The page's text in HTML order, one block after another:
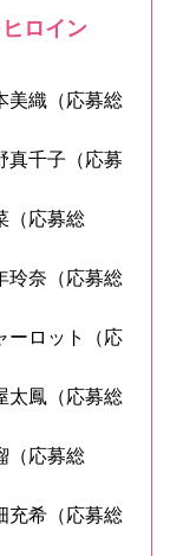
ロイン
織（応募総
真千子（応募
応募総
奈（応募総
ロット（応
鳳（応募総
応募総
充希（応募総